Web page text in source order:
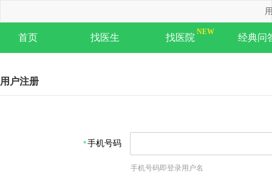
首页 找医生 找医院 经典问
用户注册
手机号码
手机号码即登录用户名